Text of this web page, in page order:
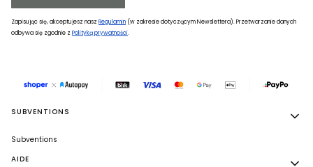
Zapisując się, akceptujesz nasz Regulamin (w zakresie dotyczącym Newslettera). Przetwarzanie danych
odbywa się zgodnie z Polityką prywatności.
Footer menu
SUBVENTIONS
Subventions
AIDE